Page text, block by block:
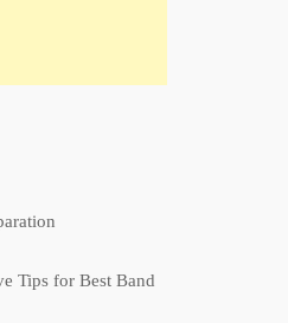
Tips for Best Band